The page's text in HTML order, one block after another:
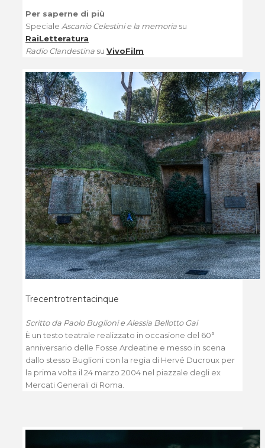
Per saperne di più
Speciale Ascanio Celestini e la memoria su
RaiLetteratura
Radio Clandestina su VivoFilm
Trecentrotrentacinque
Scritto da Paolo Buglioni e Alessia Bellotto Gai
È un testo teatrale realizzato in occasione del 60°
anniversario delle Fosse Ardeatine e messo in scena
dallo stesso Buglioni con la regia di Hervé Ducroux per
la prima volta il 24 marzo 2004 nel piazzale degli ex
Mercati Generali di Roma.